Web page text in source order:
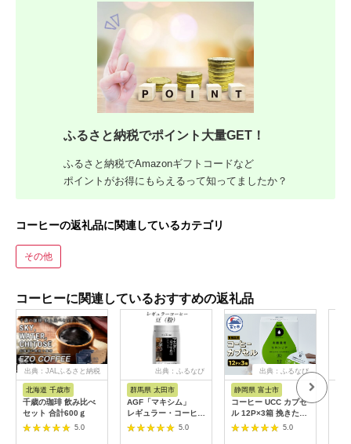
ふるさと納税でポイント大量GET！
ふるさと納税でAmazonギフトコードなど
ポイントがお得にもらえるって知ってましたか？
コーヒーの返礼品に関連しているカテゴリ
その他
コーヒーに関連しているおすすめの返礼品
出典：JALふるさと納税
北海道 千歳市
千歳の珈琲 飲み比べ
セット 合計600ｇ
5.0
出典：ふるなび
群馬県 太田市
AGF「マキシム」
レギュラー・コーヒ
ー マスターおすすめ
のスペシャル・ブレン
5.0
出典：ふるなび
静岡県 富士市
コーヒー UCC カプセ
ル 12P×3箱 挽きたて
コロンビア 有機栽培
コーヒー豆 100%使用
5.0